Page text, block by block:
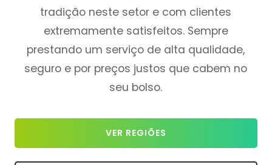
tradição neste setor e com clientes
extremamente satisfeitos. Sempre
prestando um serviço de alta qualidade,
seguro e por preços justos que cabem no
seu bolso.
VER REGIÕES